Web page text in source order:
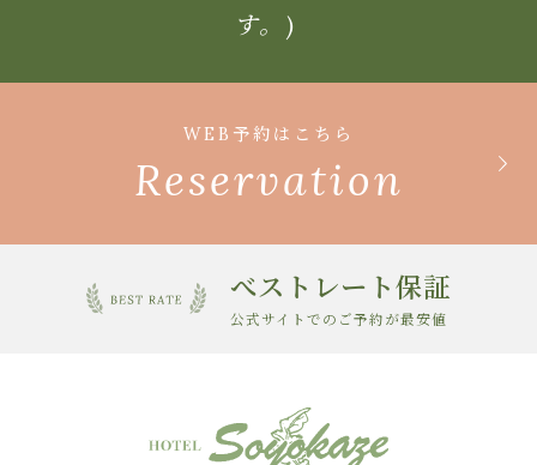
す。)
WEB予約はこちら
Reservation
べストレート保証
公式サイトでのご予約が最安値